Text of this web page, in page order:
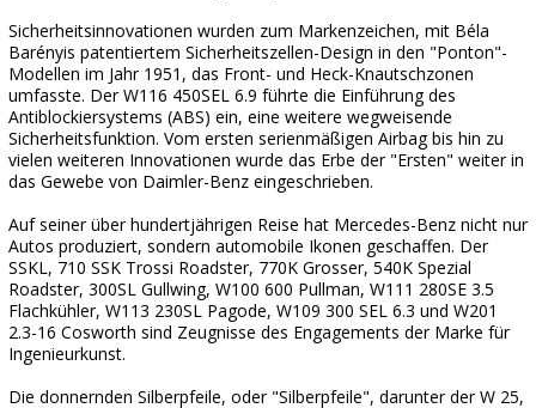
Sicherheitsinnovationen wurden zum Markenzeichen, mit Béla
Barényis patentiertem Sicherheitszellen-Design in den "Ponton"-
Modellen im Jahr 1951, das Front- und Heck-Knautschzonen
umfasste. Der W116 450SEL 6.9 führte die Einführung des
Antiblockiersystems (ABS) ein, eine weitere wegweisende
Sicherheitsfunktion. Vom ersten serienmäßigen Airbag bis hin zu
vielen weiteren Innovationen wurde das Erbe der "Ersten" weiter in
das Gewebe von Daimler-Benz eingeschrieben.
Auf seiner über hundertjährigen Reise hat Mercedes-Benz nicht nur
Autos produziert, sondern automobile Ikonen geschaffen. Der
SSKL, 710 SSK Trossi Roadster, 770K Grosser, 540K Spezial
Roadster, 300SL Gullwing, W100 600 Pullman, W111 280SE 3.5
Flachkühler, W113 230SL Pagode, W109 300 SEL 6.3 und W201
2.3-16 Cosworth sind Zeugnisse des Engagements der Marke für
Ingenieurkunst.
Die donnernden Silberpfeile, oder "Silberpfeile", darunter der W 25,